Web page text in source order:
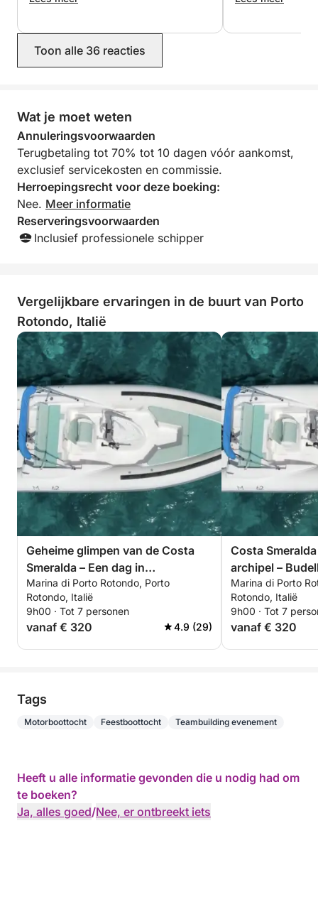
Toon alle 36 reacties
Wat je moet weten
Annuleringsvoorwaarden
Terugbetaling tot 70% tot 10 dagen vóór aankomst,
exclusief servicekosten en commissie.
Herroepingsrecht voor deze boeking:
Nee. Meer informatie
Reserveringsvoorwaarden
Inclusief professionele schipper
Vergelijkbare ervaringen in de buurt van Porto
Rotondo, Italië
Geheime glimpen van de Costa
Smeralda – Een dag in
fantastische baaien
Marina di Porto Rotondo, Porto
Rotondo, Italië
9h00 · Tot 7 personen
vanaf € 320 4.9 (29)
Costa
archipel –
Marina di Porto
Rotondo, Italië
9h00 · Tot 7
vanaf € 320
Tags
Motorboottocht Feestboottocht Teambuilding evenement
Heeft u alle informatie gevonden die u nodig had om
te boeken?
Ja, alles goed/Nee, er ontbreekt iets